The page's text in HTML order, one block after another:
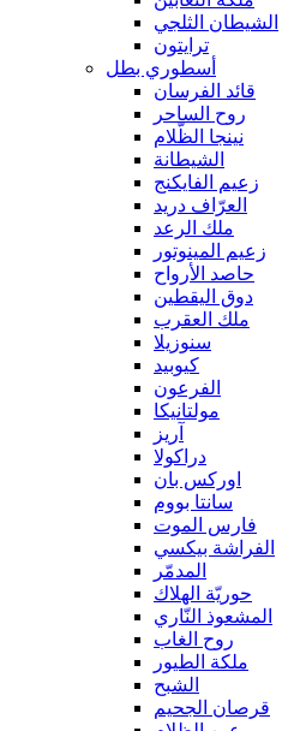
الشيطان الثلجي
ترايتون
أسطوري بطل
قائد الفرسان
روح الساحر
نينجا الظّلام
الشيطانة
زعيم الفايكنج
العرّاف دريد
ملك الرعد
زعيم المينوتور
حاصد الأرواح
دوق اليقطين
ملك العقرب
سنوزيلا
كيوبيد
الفرعون
مولتانيكا
آريز
دراكولا
اوركس بان
سانتا بووم
فارس الموت
الفراشة بيكسي
المدمّر
حوريّة الهلاك
المشعوذ النّاري
روح الغاب
ملكة الطيور
الشبح
قرصان الجحيم